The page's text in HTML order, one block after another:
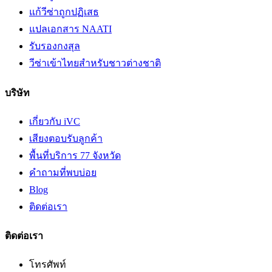
แก้วีซ่าถูกปฏิเสธ
แปลเอกสาร NAATI
รับรองกงสุล
วีซ่าเข้าไทยสำหรับชาวต่างชาติ
บริษัท
เกี่ยวกับ iVC
เสียงตอบรับลูกค้า
พื้นที่บริการ 77 จังหวัด
คำถามที่พบบ่อย
Blog
ติดต่อเรา
ติดต่อเรา
โทรศัพท์